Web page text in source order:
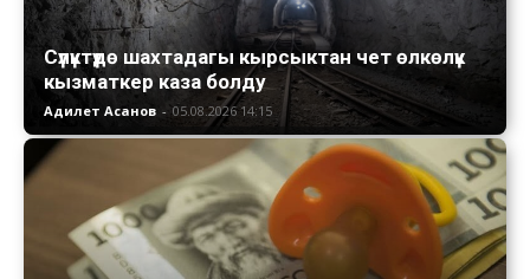
Сүлүктүдө шахтадагы кырсыктан чет өлкөлүк
кызматкер каза болду
Адилет Асанов - 05.08.2026 14:15